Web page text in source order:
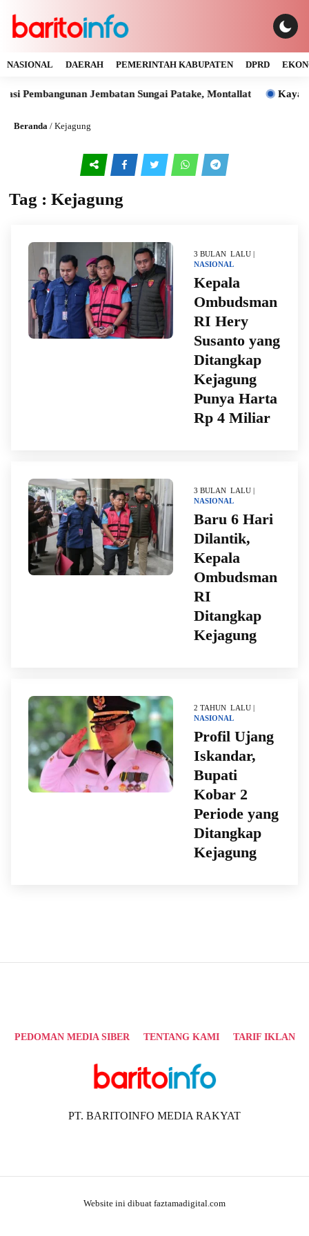
NASIONAL DAERAH PEMERINTAH KABUPATEN DPRD
Pembangunan Jembatan Sungai Patake, Montallat Kaya
Beranda / Kejagung
Tag : Kejagung
3 BULAN LALU |
NASIONAL
Kepala
Ombudsman
RI Hery
Susanto yang
Ditangkap
Kejagung
Punya Harta
Rp 4 Miliar
3 BULAN LALU |
NASIONAL
Baru 6 Hari
Dilantik,
Kepala
Ombudsman
RI
Ditangkap
Kejagung
2 TAHUN LALU |
NASIONAL
Profil Ujang
Iskandar,
Bupati
Kobar 2
Periode yang
Ditangkap
Kejagung
PEDOMAN MEDIA SIBER TENTANG KAMI TARIF IKLAN
PT. BARITOINFO MEDIA RAKYAT
Website ini dibuat faztamadigital.com